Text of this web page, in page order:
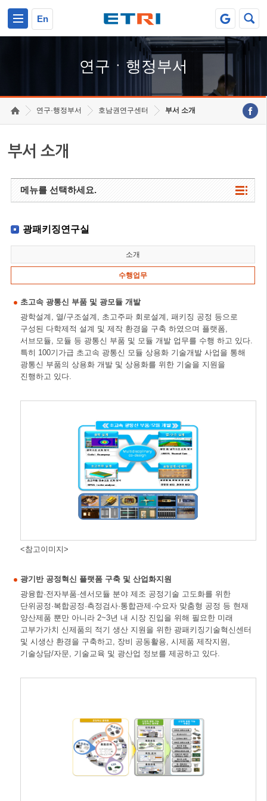
En
연구ㆍ행정부서
연구·행정부서 호남권연구센터 부서 소개
부서 소개
메뉴를 선택하세요.
광패키징연구실
소개
수행업무
초고속 광통신 부품 및 광모듈 개발
광학설계, 열/구조설계, 초고주파 회로설계, 패키징 공정 등으로
구성된 다학제적 설계 및 제작 환경을 구축 하였으며 플랫폼,
서브모듈, 모듈 등 광통신 부품 및 모듈 개발 업무를 수행 하고 있다.
특히 100기가급 초고속 광통신 모듈 상용화 기술개발 사업을 통해
광통신 부품의 상용화 개발 및 상용화를 위한 기술을 지원을
진행하고 있다.
<참고이미지>
광기반 공정혁신 플랫폼 구축 및 산업화지원
광융합·전자부품·센서모듈 분야 제조 공정기술 고도화를 위한
단위공정·복합공정·측정검사·통합관제·수요자 맞춤형 공정 등 현재
양산제품 뿐만 아니라 2~3년 내 시장 진입을 위해 필요한 미래
고부가가치 신제품의 적기 생산 지원을 위한 광패키징기술혁신센터
및 시생산 환경을 구축하고, 장비 공동활용, 시제품 제작지원,
기술상담/자문, 기술교육 및 광산업 정보를 제공하고 있다.